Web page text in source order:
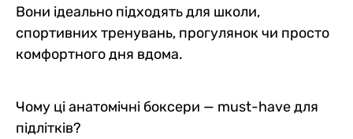
Вони ідеально підходять для школи,
спортивних тренувань, прогулянок чи просто
комфортного дня вдома.
Чому ці анатомічні боксери — must-have для
підлітків?